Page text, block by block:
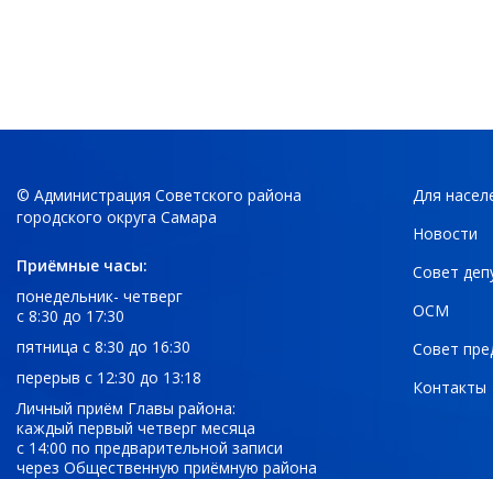
© Администрация Советского района
городского округа Самара
Приёмные часы:
понедельник- четверг
с 8:30 до 17:30
пятница с 8:30 до 16:30
перерыв с 12:30 до 13:18
Личный приём Главы района:
каждый первый четверг месяца
с 14:00 по предварительной записи
через Общественную приёмную района
Для
Новости
Совет
ОСМ
Совет
Контакты